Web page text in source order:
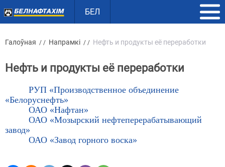
БЕЛ
Галоўная / / Напрамкі / / Нефть и продукты её переработки
Нефть и продукты её переработки
РУП «Производственное объединение
«Белоруснефть»
ОАО «Нафтан»
ОАО «Мозырский нефтеперерабатывающий
завод»
ОАО «Завод горного воска»